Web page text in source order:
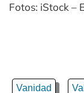
Fotos: iStock –
Vanidad